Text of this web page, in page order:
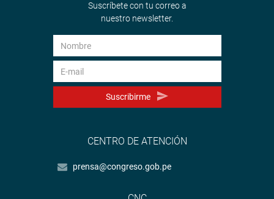
Suscríbete con tu correo a
nuestro newsletter.
Suscribirme
CENTRO DE ATENCIÓN
prensa@congreso.gob.pe